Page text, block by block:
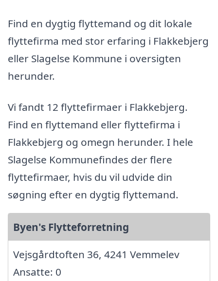
Find en dygtig flyttemand og dit lokale
flyttefirma med stor erfaring i Flakkebjerg
eller Slagelse Kommune i oversigten
herunder.
Vi fandt 12 flyttefirmaer i Flakkebjerg.
Find en flyttemand eller flyttefirma i
Flakkebjerg og omegn herunder. I hele
Slagelse Kommunefindes der flere
flyttefirmaer, hvis du vil udvide din
søgning efter en dygtig flyttemand.
Byen's Flytteforretning
Vejsgårdtoften 36, 4241 Vemmelev
Ansatte: 0